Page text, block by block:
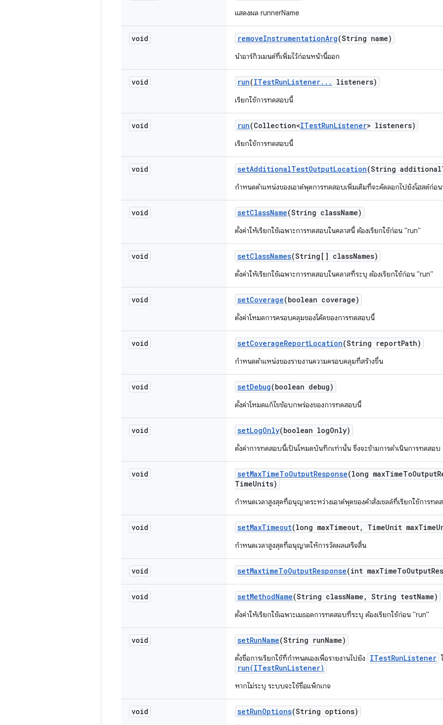
แสดงผล runnerName
void removeInstrumentationArg(String name)
นำอาร์กิวเมนต์ที่เพิ่มไว้ก่อนหน้านี้ออก
void run(ITestRunListener. . . listeners)
เรียกใช้การทดสอบนี้
void run(Collection<ITestRunListener> listeners)
เรียกใช้การทดสอบนี้
void setAdditionalTestOutputLocation(String additional
กำหนดตำแหน่งของเอาต์พุตการทดสอบเพิ่มเติมที่จะคัดลอกไปยังโฮสต์ก่
void setClassName(String className)
ตั้งค่าให้เรียกใช้เฉพาะการทดสอบในคลาสนี้ ต้องเรียกใช้ก่อน "run"
void setClassNames(String[] classNames)
ตั้งค่าให้เรียกใช้เฉพาะการทดสอบในคลาสที่ระบุ ต้องเรียกใช้ก่อน "run"
void setCoverage(boolean coverage)
ตั้งค่าโหมดการครอบคลุมของโค้ดของการทดสอบนี้
void setCoverageReportLocation(String reportPath)
กำหนดตำแหน่งของรายงานความครอบคลุมที่สร้างขึ้น
void setDebug(boolean debug)
ตั้งค่าโหมดแก้ไขข้อบกพร่องของการทดสอบนี้
void setLogOnly(boolean logOnly)
ตั้งค่าการทดสอบนี้เป็นโหมดบันทึกเท่านั้น ซึ่งจะข้ามการดำเนินการทดสอบ
void setMaxTimeToOutputResponse(long maxTimeToOutput
TimeUnits)
กำหนดเวลาสูงสุดที่อนุญาตระหว่างเอาต์พุตของคำสั่งเชลล์ที่เรียกใช้การท
void setMaxTimeout(long maxTimeout, TimeUnit maxTime
กำหนดเวลาสูงสุดที่อนุญาตให้การวัดผลเสร็จสิ้น
void setMaxtimeToOutputResponse(int maxTimeToOutput
void setMethodName(String className , String testName)
ตั้งค่าให้เรียกใช้เฉพาะเมธอดการทดสอบที่ระบุ ต้องเรียกใช้ก่อน "run"
void setRunName(String runName)
ตั้งชื่อการเรียกใช้ที่กำหนดเองเพื่อรายงานไปยัง ITestRunListener
run(ITestRunListener)
หากไม่ระบุ ระบบจะใช้ชื่อแพ็กเกจ
void setRunOptions(String options)